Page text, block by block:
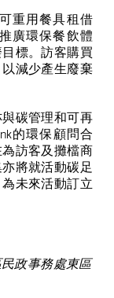
重用餐具租借
廣環保餐飲體
標。訪客購買
減少產生廢棄
碳管理和可再
的環保顧問合
訪客及攤檔商
將就活動碳足
未來活動訂立
政事務處東區